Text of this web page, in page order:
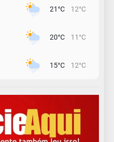
21°C 12°C
20°C 11°C
15°C 12°C
14°C 10°C